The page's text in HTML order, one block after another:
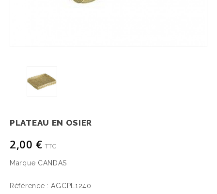
PLATEAU EN OSIER
2,00 € TTC
Marque CANDAS
Référence : AGCPL1240